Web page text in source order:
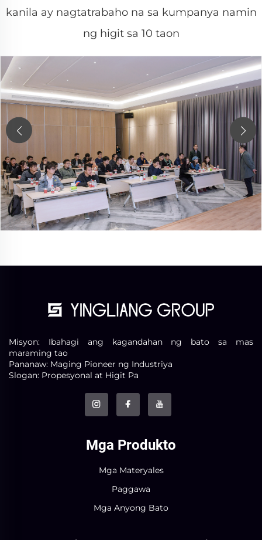
kanila ay nagtatrabaho na sa kumpanya namin
ng higit sa 10 taon
Misyon: Ibahagi ang kagandahan ng bato sa mas
maraming tao
Pananaw: Maging Pioneer ng Industriya
Slogan: Propesyonal at Higit Pa
Mga Produkto
Mga Materyales
Paggawa
Mga Anyong Bato